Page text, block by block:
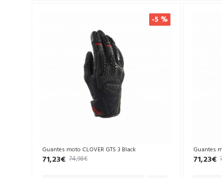
-5 %
Guantes moto CLOVER GTS 3 Black
71,23€ 74,98€
Guantes
71,23€